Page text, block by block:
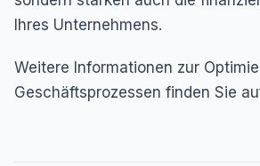
Ihres Unternehmens.
Weitere Informationen zur
Geschäftsprozessen finden Sie